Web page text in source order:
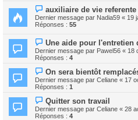
auxiliaire de vie referente
Dernier message par Nadia59 « 19
Réponses : 55
Une aide pour l'entretien
Dernier message par Pawel56 « 18
Réponses : 4
On sera bientôt
Dernier message par Celiane « 17
Réponses : 1
Quitter son travail
Dernier message par Celiane « 28
Réponses : 4